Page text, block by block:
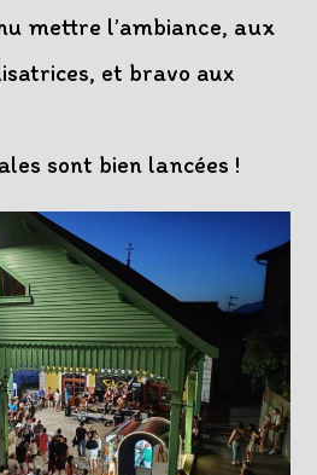
mettre l’ambiance, aux
et bravo aux
sont bien lancées !